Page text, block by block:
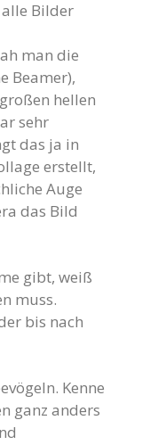
Bilder
man die
Beamer),
hellen
sehr
das ja in
erstellt,
Auge
das Bild
gibt, weiß
muss.
bis nach
Kenne
ganz anders